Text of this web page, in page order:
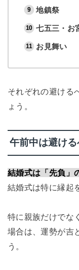
地鎮祭
七五三・お
お見舞い
それぞれの避ける
ょう。
午前中は避け
結婚式は「先負」
結婚式は特に縁起
特に親族だけでな
場合は、運勢が吉
う。